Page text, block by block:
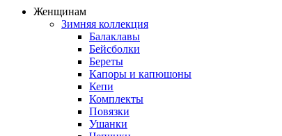
Женщинам
Зимняя коллекция
Балаклавы
Бейсболки
Береты
Капоры и капюшоны
Кепи
Комплекты
Повязки
Ушанки